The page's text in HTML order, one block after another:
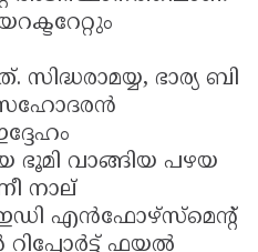
ഭാര്യ ബി
ഭൂമി വാങ്ങിയ പഴയ
നാല്
എന്‍ഫോഴ്‌സ്‌മെന്റ്
ഫയല്‍